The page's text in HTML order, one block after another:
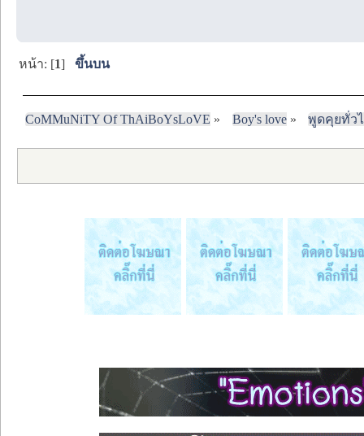
หน้า: [1]ขึ้นบน
CoMMuNiTY Of ThAiBoYsLoVE » Boy's love» พูดคุยทั่ว